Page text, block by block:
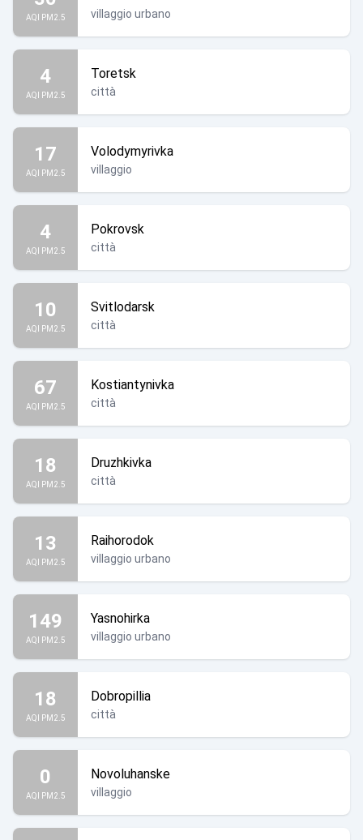
AQI PM2.5 villaggio urbano
4
AQI PM2.5
Toretsk
città
17
AQI PM2.5
Volodymyrivka
villaggio
4
AQI PM2.5
Pokrovsk
città
10
AQI PM2.5
Svitlodarsk
città
67
AQI PM2.5
Kostiantynivka
città
18
AQI PM2.5
Druzhkivka
città
13
AQI PM2.5
Raihorodok
villaggio urbano
149
AQI PM2.5
Yasnohirka
villaggio urbano
18
AQI PM2.5
Dobropillia
città
0
AQI PM2.5
Novoluhanske
villaggio